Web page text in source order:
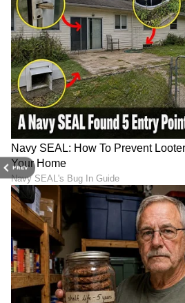
PREV
ಏಕಿಷ್ಟು ಕೋಪ?
ರಕ್ಷಿತಾ ಶೆಟ್ಟಿ ಕಂಡ್ರೆ ಹಸುವಿಗೆ
ತಮಾಷೆ ಮಾಡುತ್ತಿದ್ದಾರೆ.
LATEST VIDEOS
ಕನ್ನಡ ಸಿನಿಮಾ (Kannada